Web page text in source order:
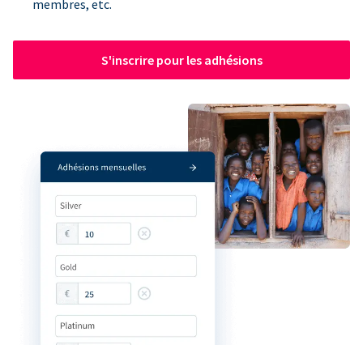
membres, etc.
S'inscrire pour les adhésions